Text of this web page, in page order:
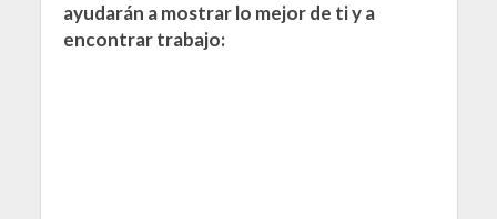
ayudarán a mostrar lo mejor de ti y a
encontrar trabajo: